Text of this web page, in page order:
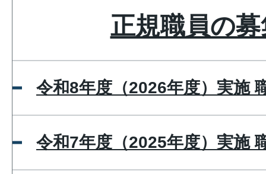
正規職員の
令和8年度（2026年度）実施
令和7年度（2025年度）実施